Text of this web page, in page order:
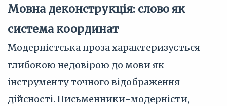
Мовна деконструкція: слово як
система координат
Модерністська проза характеризується
глибокою недовірою до мови як
інструменту точного відображення
дійсності. Письменники-модерністи,